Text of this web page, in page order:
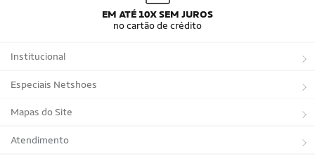
EM ATÉ 10X SEM JUROS
no cartão de crédito
Institucional
Sobre a Netshoes
Política de Privacidade
Programa de Afiliados
Especiais Netshoes
Suplementos
Corrida
Mapas do Site
Marcas
Atendimento